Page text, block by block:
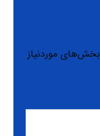
بخش‌های موردنیاز